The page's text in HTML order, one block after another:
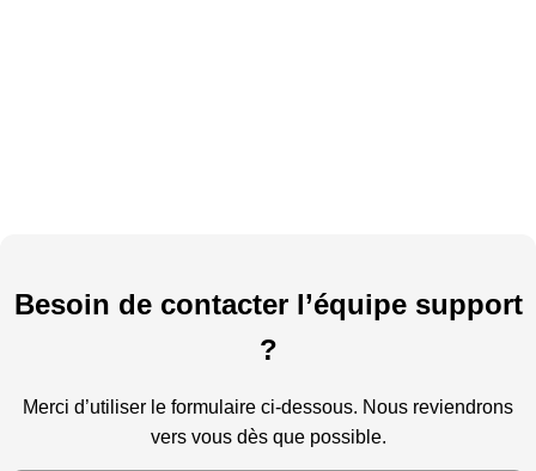
Besoin de contacter l’équipe support
?
Merci d’utiliser le formulaire ci-dessous. Nous reviendrons
vers vous dès que possible.